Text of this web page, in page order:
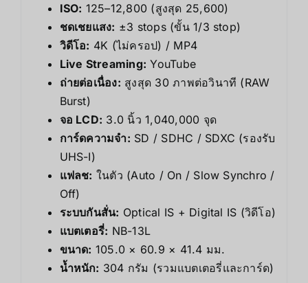
ISO: 125–12,800 (สูงสุด 25,600)
ชดเชยแสง: ±3 stops (ขั้น 1/3 stop)
วิดีโอ: 4K (ไม่ครอป) / MP4
Live Streaming: YouTube
ถ่ายต่อเนื่อง: สูงสุด 30 ภาพต่อวินาที (RAW
Burst)
จอ LCD: 3.0 นิ้ว 1,040,000 จุด
การ์ดความจำ: SD / SDHC / SDXC (รองรับ
UHS-I)
แฟลช: ในตัว (Auto / On / Slow Synchro /
Off)
ระบบกันสั่น: Optical IS + Digital IS (วิดีโอ)
แบตเตอรี่: NB-13L
ขนาด: 105.0 × 60.9 × 41.4 มม.
น้ำหนัก: 304 กรัม (รวมแบตเตอรี่และการ์ด)